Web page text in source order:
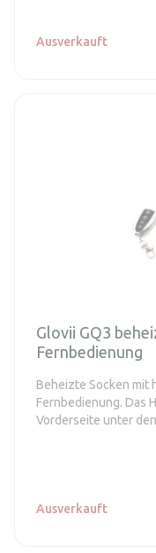
Ausverkauft
Glovii GQ3
Fernbedienung
Beheizte Socken mit
Fernbedienung. Das
Vorderseite unter
Ausverkauft